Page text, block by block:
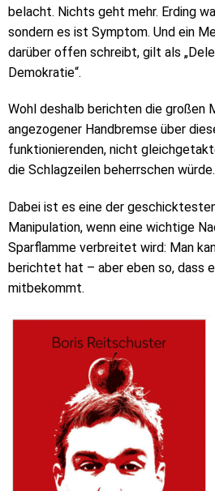
belacht. Nichts geht mehr. Erding
sondern es ist Symptom. Und ein
darüber offen schreibt, gilt als
Demokratie“.
Wohl deshalb berichten die großen
angezogener Handbremse über
funktionierenden, nicht
die Schlagzeilen beherrschen
Dabei ist es eine der
Manipulation, wenn eine wichtige
Sparflamme verbreitet wird: Man
berichtet hat – aber eben so, dass
mitbekommt.